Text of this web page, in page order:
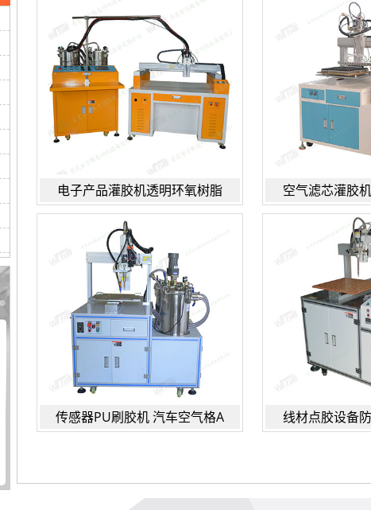
电子产品灌胶机透明环氧树脂 空气滤芯灌胶
传感器PU刷胶机 汽车空气格A 线材点胶设备